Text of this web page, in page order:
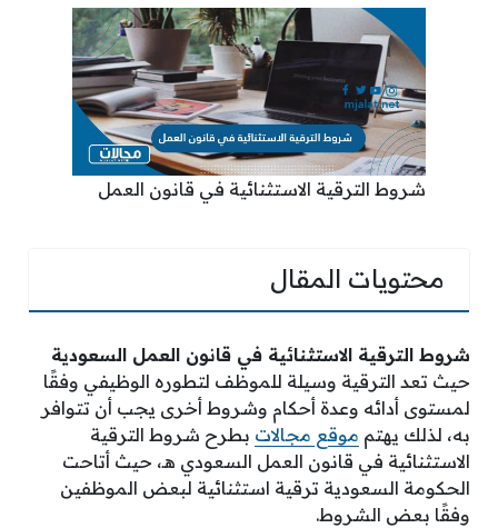
شروط الترقية الاستثنائية في قانون العمل
محتويات المقال
شروط الترقية الاستثنائية في قانون العمل السعودية
حيث تعد الترقية وسيلة للموظف لتطوره الوظيفي وفقًا
لمستوى أدائه وعدة أحكام وشروط أخرى يجب أن تتوافر
به، لذلك يهتم موقع مجالات بطرح شروط الترقية
الاستثنائية في قانون العمل السعودي هـ، حيث أتاحت
الحكومة السعودية ترقية استثنائية لبعض الموظفين
وفقًا بعض الشروط.